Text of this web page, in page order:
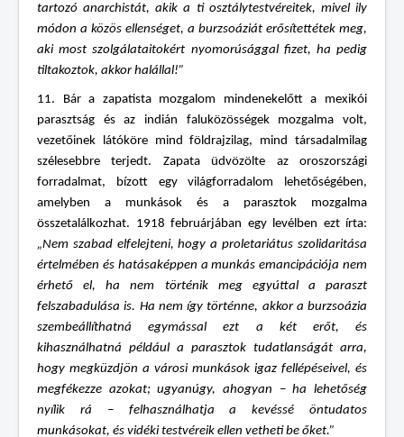
tartozó anarchistát, akik a ti osztálytestvéreitek, mivel ily
módon a közös ellenséget, a burzsoáziát erősítettétek meg,
aki most szolgálataitokért nyomorúsággal fizet, ha pedig
tiltakoztok, akkor halállal!”
11. Bár a zapatista mozgalom mindenekelőtt a mexikói
parasztság és az indián faluközösségek mozgalma volt,
vezetőinek látóköre mind földrajzilag, mind társadalmilag
szélesebbre terjedt. Zapata üdvözölte az oroszországi
forradalmat, bízott egy világforradalom lehetőségében,
amelyben a munkások és a parasztok mozgalma
összetalálkozhat. 1918 februárjában egy levélben ezt írta:
„Nem szabad elfelejteni, hogy a proletariátus szolidaritása
értelmében és hatásaképpen a munkás emancipációja nem
érhető el, ha nem történik meg egyúttal a paraszt
felszabadulása is. Ha nem így történne, akkor a burzsoázia
szembeállíthatná egymással ezt a két erőt, és
kihasználhatná például a parasztok tudatlanságát arra,
hogy megküzdjön a városi munkások igaz fellépéseivel, és
megfékezze azokat; ugyanúgy, ahogyan – ha lehetőség
nyílik rá – felhasználhatja a kevéssé öntudatos
munkásokat, és vidéki testvéreik ellen vetheti be őket.”